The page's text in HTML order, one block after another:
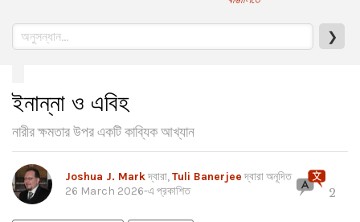
❯
ইনান্না ও এবিহ
নারীর ক্ষমতার উপর একটি কাব্যিক আখ্যান
Joshua J. Markদ্বারা,Tuli Banerjeeদ্বারা অনূদিত
26 March 2026-এ প্রকাশিত 2